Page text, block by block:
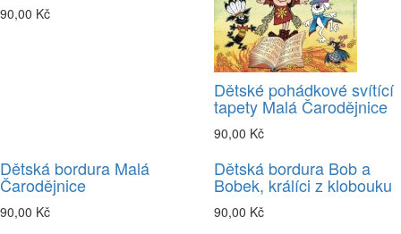
90,00 Kč
Dětské pohádkové svítící
tapety Malá Čarodějnice
90,00 Kč
Dětská bordura Malá
Čarodějnice
90,00 Kč
Dětská bordura Bob a
Bobek, králíci z klobouku
90,00 Kč